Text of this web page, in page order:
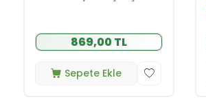
869,00 TL
Sepete Ekle